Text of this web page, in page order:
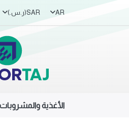
AR
SAR(ر.س.‏)
الأغذية والمشروبات